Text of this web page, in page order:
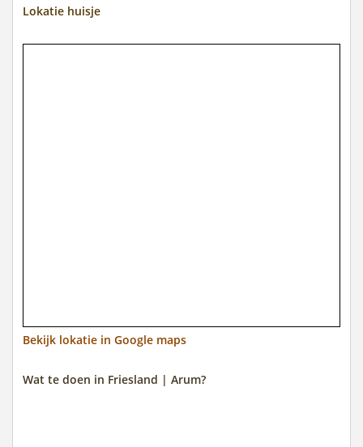
Lokatie huisje
Bekijk lokatie in Google maps
Wat te doen in Friesland | Arum?